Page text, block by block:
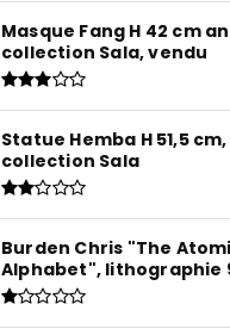
Masque Fang H 42 cm
collection Sala, vendu
Statue Hemba H 51,5
collection Sala
Burden Chris "The
Alphabet", lithographie